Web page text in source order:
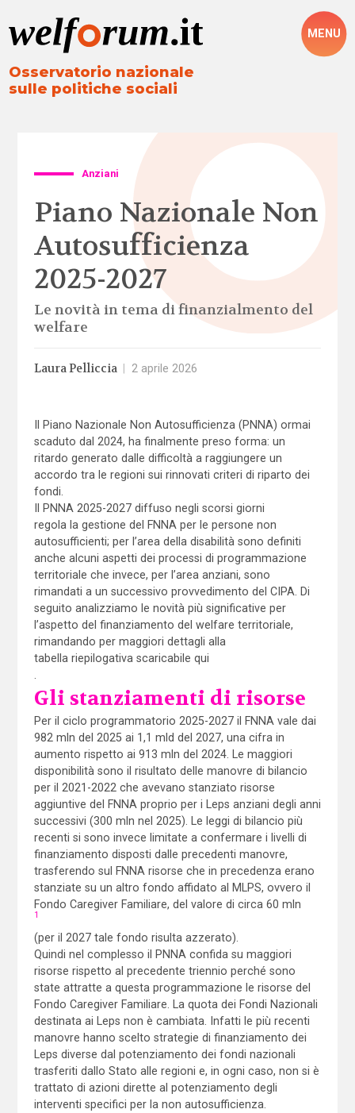
Osservatorio nazionale
sulle politiche sociali
MENU
Anziani
Piano Nazionale Non
Autosufficienza
2025-2027
Le novità in tema di finanzialmento del
welfare
Laura Pelliccia 2 aprile 2026
Il Piano Nazionale Non Autosufficienza (PNNA) ormai
scaduto dal 2024, ha finalmente preso forma: un
ritardo generato dalle difficoltà a raggiungere un
accordo tra le regioni sui rinnovati criteri di riparto dei
fondi.
Il PNNA 2025-2027 diffuso negli scorsi giorni
regola la gestione del FNNA per le persone non
autosufficienti; per l’area della disabilità sono definiti
anche alcuni aspetti dei processi di programmazione
territoriale che invece, per l’area anziani, sono
rimandati a un successivo provvedimento del CIPA. Di
seguito analizziamo le novità più significative per
l’aspetto del finanziamento del welfare territoriale,
rimandando per maggiori dettagli alla
tabella riepilogativa scaricabile qui
Gli stanziamenti di risorse
Per il ciclo programmatorio 2025-2027 il FNNA vale dai
982 mln del 2025 ai 1,1 mld del 2027, una cifra in
aumento rispetto ai 913 mln del 2024. Le maggiori
disponibilità sono il risultato delle manovre di bilancio
per il 2021-2022 che avevano stanziato risorse
aggiuntive del FNNA proprio per i Leps anziani degli anni
successivi (300 mln nel 2025). Le leggi di bilancio più
recenti si sono invece limitate a confermare i livelli di
finanziamento disposti dalle precedenti manovre,
trasferendo sul FNNA risorse che in precedenza erano
stanziate su un altro fondo affidato al MLPS, ovvero il
Fondo Caregiver Familiare, del valore di circa 60 mln
1
(per il 2027 tale fondo risulta azzerato).
Quindi nel complesso il PNNA confida su maggiori
risorse rispetto al precedente triennio perché sono
state attratte a questa programmazione le risorse del
Fondo Caregiver Familiare. La quota dei Fondi Nazionali
destinata ai Leps non è cambiata. Infatti le più recenti
manovre hanno scelto strategie di finanziamento dei
Leps diverse dal potenziamento dei fondi nazionali
trasferiti dallo Stato alle regioni e, in ogni caso, non si è
trattato di azioni dirette al potenziamento degli
interventi specifici per la non autosufficienza.